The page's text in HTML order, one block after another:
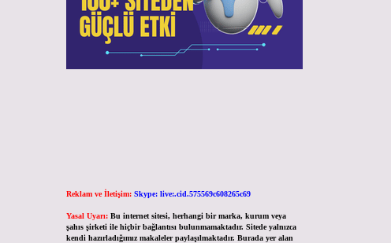
Reklam ve İletişim: Skype: live:.cid.575569c608265c69
Yasal Uyarı: Bu internet sitesi, herhangi bir marka, kurum veya
şahıs şirketi ile hiçbir bağlantısı bulunmamaktadır. Sitede yalnızca
kendi hazırladığımız makaleler paylaşılmaktadır. Burada yer alan